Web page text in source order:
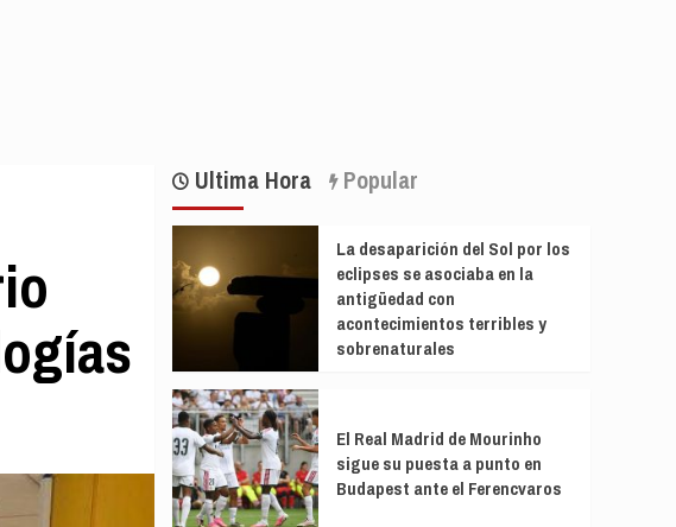
Ultima Hora Popular
La desaparición del Sol por los
eclipses se asociaba en la
antigüedad con
acontecimientos terribles y
sobrenaturales
El Real Madrid de Mourinho
sigue su puesta a punto en
Budapest ante el Ferencvaros